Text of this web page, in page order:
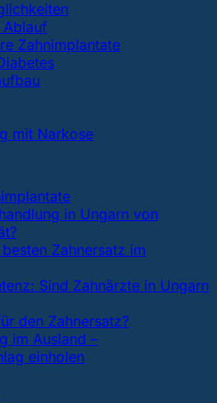
Ablauf
Zahnimplantate
mit Narkose
in Ungarn von
Zahnersatz im
Sind Zahnärzte in Ungarn
den Zahnersatz?
im Ausland –
einholen